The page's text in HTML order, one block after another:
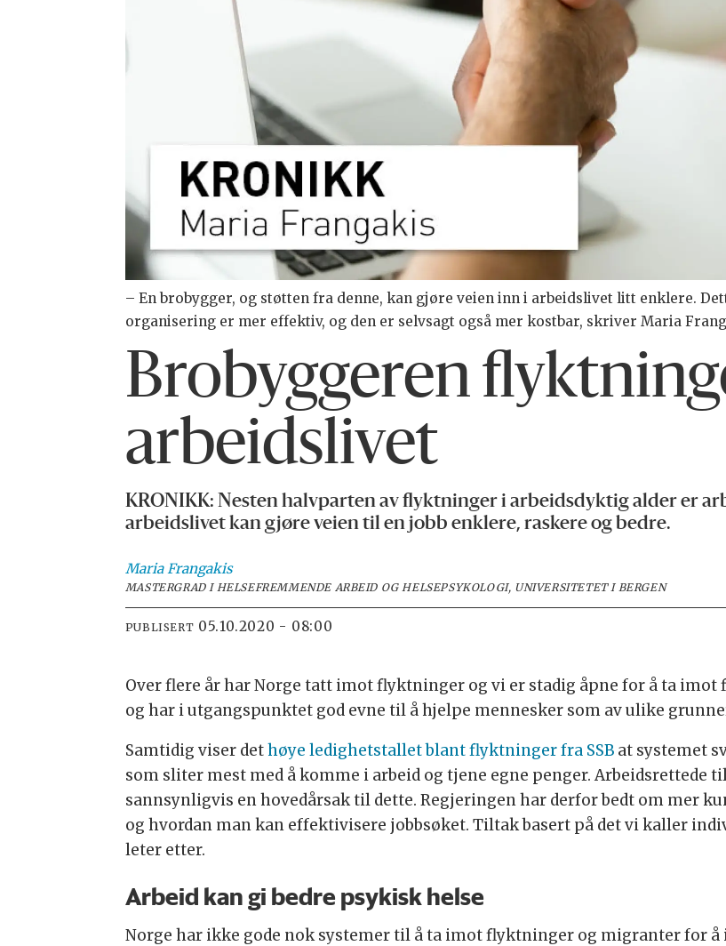
– En brobygger, og støtten fra denne, kan gjøre veien inn i arbeidslivet litt enklere.
organisering er mer effektiv, og den er selvsagt også mer kostbar, skriver Maria
Brobyggeren
arbeidslivet
KRONIKK: Nesten halvparten av flyktninger i arbeidsdyktig alder er
arbeidslivet kan gjøre veien til en jobb enklere, raskere og bedre.
Maria Frangakis
MASTERGRAD I HELSEFREMMENDE ARBEID OG HELSEPSYKOLOGI, UNIVERSITETET I BERGEN
PUBLISERT 05.10.2020 - 08:00
Over flere år har Norge tatt imot flyktninger og vi er stadig åpne for å ta imot
og har i utgangspunktet god evne til å hjelpe mennesker som av ulike
Samtidig viser dethøye ledighetstallet blant flyktninger fra SSB at systemet
som sliter mest med å komme i arbeid og tjene egne penger. Arbeidsrettede
sannsynligvis en hovedårsak til dette. Regjeringen har derfor bedt om mer
og hvordan man kan effektivisere jobbsøket. Tiltak basert på det vi kaller
leter etter.
Arbeid kan gi bedre psykisk helse
Norge har ikke gode nok systemer til å ta imot flyktninger og migranter for